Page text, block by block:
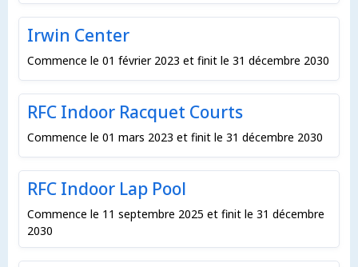
Irwin Center
Commence le 01 février 2023 et finit le 31 décembre 2030
RFC Indoor Racquet Courts
Commence le 01 mars 2023 et finit le 31 décembre 2030
RFC Indoor Lap Pool
Commence le 11 septembre 2025 et finit le 31 décembre
2030